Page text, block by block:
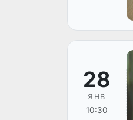
28
ЯНВ
10:30